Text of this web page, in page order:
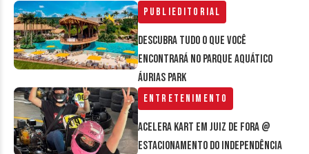
Publieditorial
Descubra tudo o que você
encontrará no parque aquático
Áurias Park
Entretenimento
Acelera Kart em Juiz de Fora @
estacionamento do Independência